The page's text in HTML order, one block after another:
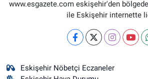
www.esgazete.com eskişehir'den
ile Eskişehir internette
Eskişehir Nöbetçi Eczaneler